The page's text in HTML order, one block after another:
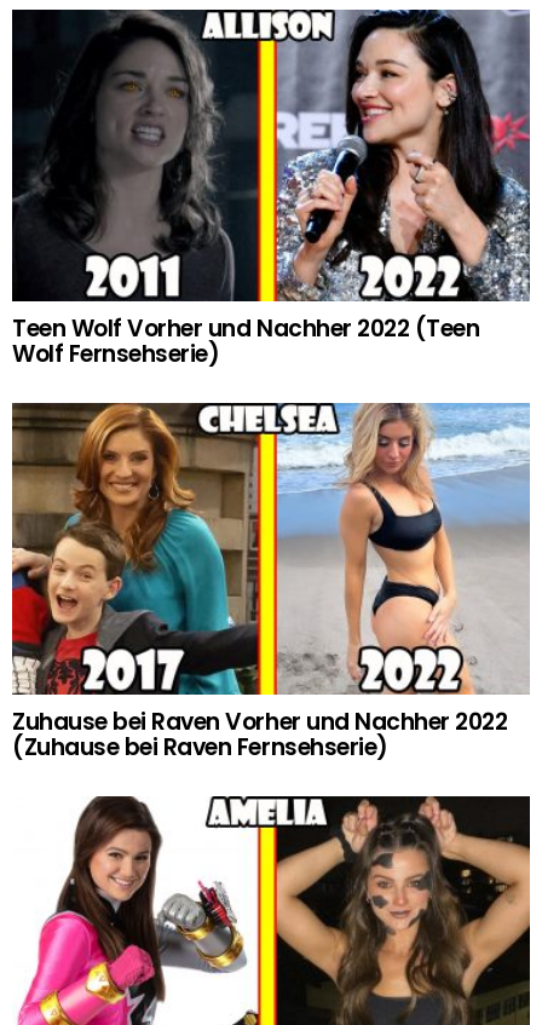
Teen Wolf Vorher und Nachher 2022 (Teen
Wolf Fernsehserie)
Zuhause bei Raven Vorher und Nachher 2022
(Zuhause bei Raven Fernsehserie)